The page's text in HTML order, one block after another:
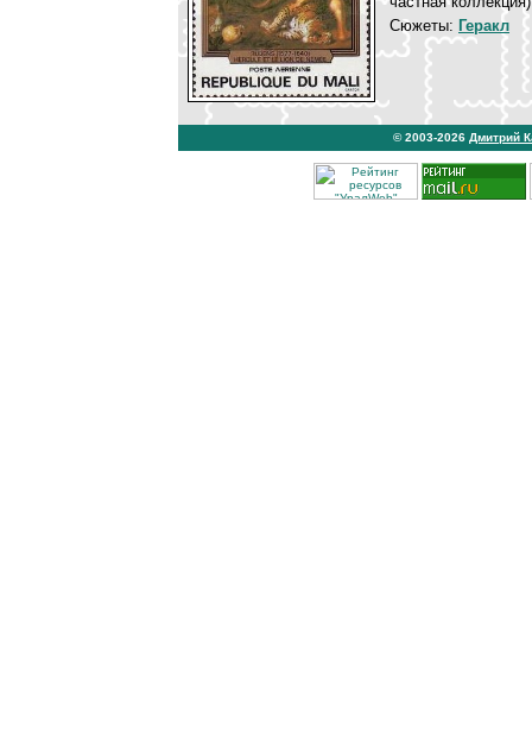
Сюжеты: Геракл
© 2003-2026 Дмитрий